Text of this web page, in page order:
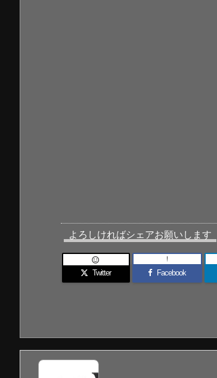
よろしければシェアお願いします
Twitter

Facebook
!